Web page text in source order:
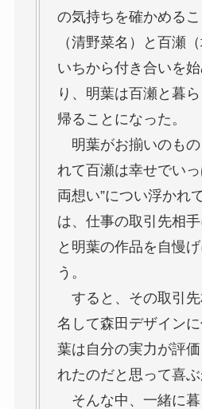
の気持ちを確かめる
（清野菜名）と百瀬
いちから付き合いを
り、明葉は百瀬と暮
帰ることになった。
明葉がお揃いのもの
れて百瀬は幸せでい
両想い”につい浮かれ
は、仕事の取引先相
と明葉の作品を自慢
う。
すると、その取引
名して森田デザイン
葉は自分の実力が評
れたのだと思って喜
そんな中、一緒に暮